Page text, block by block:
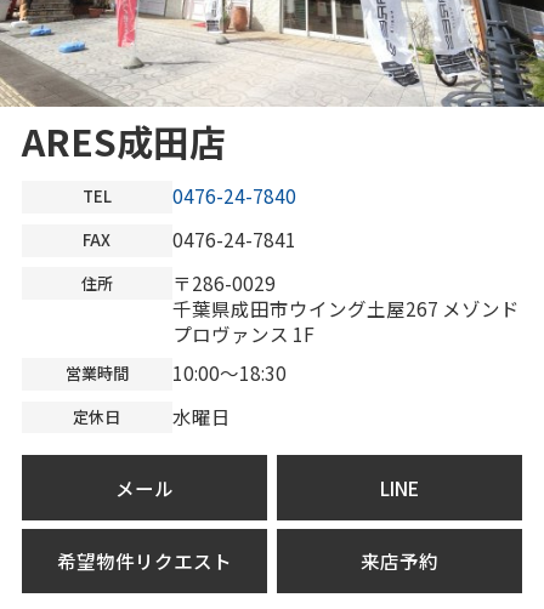
ARES成田店
TEL 0476-24-7840
FAX 0476-24-7841
住所
〒286-0029
千葉県成田市ウイング土屋267 メゾンド
プロヴァンス 1F
営業時間 10:00～18:30
定休日 水曜日
メール LINE
希望物件リクエスト 来店予約